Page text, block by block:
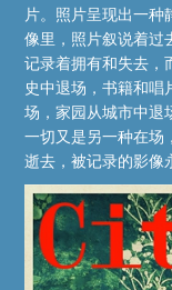
片。照片呈现出一
像里，照片叙说着过
记录着拥有和失去，
史中退场，书籍和唱
场，家园从城市中退
一切又是另一种在场
逝去，被记录的影像